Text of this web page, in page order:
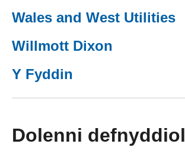
Wales and West Utilities
Willmott Dixon
Y Fyddin
Dolenni defnyddiol